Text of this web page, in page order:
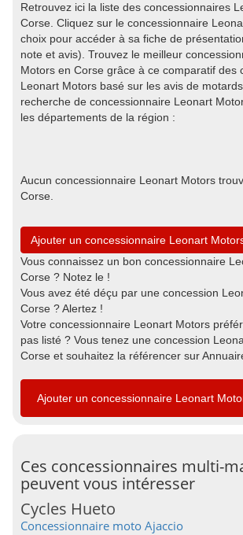
Retrouvez ici la liste des concessionnaires
Corse. Cliquez sur le concessionnaire
choix pour accéder à sa fiche de
note et avis). Trouvez le meilleur
Motors en Corse grâce à ce comparatif des
Leonart Motors basé sur les avis de
recherche de concessionnaire Leonart
les départements de la région :
Aucun concessionnaire Leonart Motors
Corse.
Ajouter un concessionnaire Leonart
Vous connaissez un bon concessionnaire
Corse ? Notez le !
Vous avez été déçu par une concession
Corse ? Alertez !
Votre concessionnaire Leonart Motors
pas listé ? Vous tenez une concession
Corse et souhaitez la référencer sur
Ajouter un concessionnaire Leonart
Ces concessionnaires multi-
peuvent vous intéresser
Cycles Hueto
Concessionnaire moto Ajaccio